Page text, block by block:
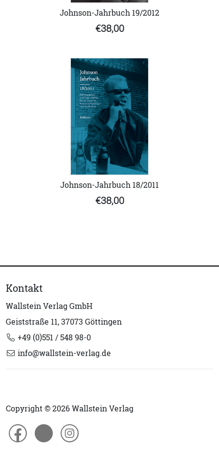
Johnson-Jahrbuch 19/2012
€38,00
Johnson-Jahrbuch 18/2011
€38,00
Kontakt
Wallstein Verlag GmbH
Geiststraße 11, 37073 Göttingen
+49 (0)551 / 548 98-0
info@wallstein-verlag.de
Copyright © 2026 Wallstein Verlag